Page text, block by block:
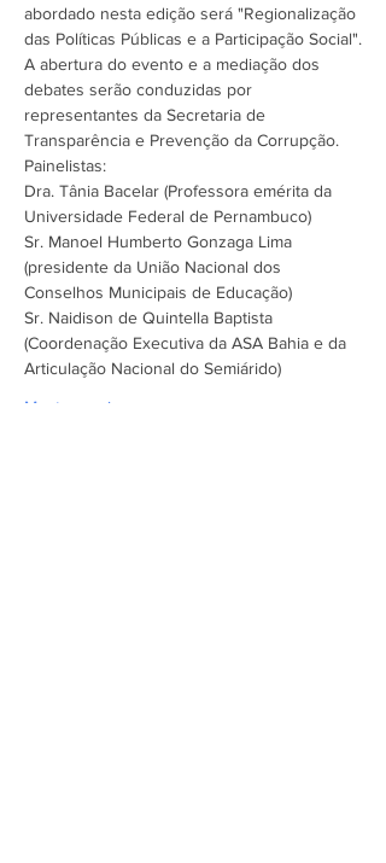
abordado nesta edição será "Regionalização
das Políticas Públicas e a Participação Social".
A abertura do evento e a mediação dos
debates serão conduzidas por
representantes da Secretaria de
Transparência e Prevenção da Corrupção.
Painelistas:
Dra. Tânia Bacelar (Professora emérita da
Universidade Federal de Pernambuco)
Sr. Manoel Humberto Gonzaga Lima
(presidente da União Nacional dos
Conselhos Municipais de Educação)
Sr. Naidison de Quintella Baptista
(Coordenação Executiva da ASA Bahia e da
Articulação Nacional do Semiárido)
Mostrar mais